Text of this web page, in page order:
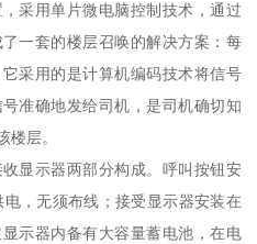
采用单片微电脑控制技术，通过
一套的楼层召唤的解决方案：每
采用的是计算机编码技术将信号
准确地发给司机，是司机确切知
楼层。
显示器两部分构成。呼叫按钮安
，无须布线；接受显示器安装在
示器内备有大容量蓄电池，在电